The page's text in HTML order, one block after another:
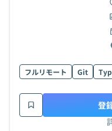
フルリモート Git
登